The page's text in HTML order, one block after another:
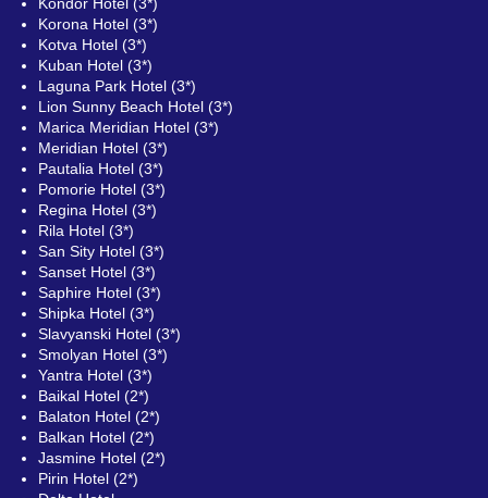
Korona Hotel (3*)
Kotva Hotel (3*)
Kuban Hotel (3*)
Laguna Park Hotel (3*)
Lion Sunny Beach Hotel (3*)
Marica Meridian Hotel (3*)
Meridian Hotel (3*)
Pautalia Hotel (3*)
Pomorie Hotel (3*)
Regina Hotel (3*)
Rila Hotel (3*)
San Sity Hotel (3*)
Sanset Hotel (3*)
Saphire Hotel (3*)
Shipka Hotel (3*)
Slavyanski Hotel (3*)
Smolyan Hotel (3*)
Yantra Hotel (3*)
Baikal Hotel (2*)
Balaton Hotel (2*)
Balkan Hotel (2*)
Jasmine Hotel (2*)
Pirin Hotel (2*)